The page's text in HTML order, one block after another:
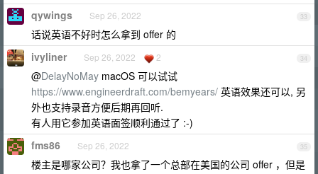
33
qywings Sep 26, 2022
话说英语不好时怎么拿到 offer 的
34
ivyliner Sep 26, 2022 2
@DelayNoMay macOS 可以试试
https://www.engineerdraft.com/bemyears/ 英语效果还可以, 另
外也支持录音方便后期再回听.
有人用它参加英语面签顺利通过了 :-)
35
fms86 Sep 26, 2022
楼主是哪家公司？我也拿了一个总部在美国的公司 offer ，但是